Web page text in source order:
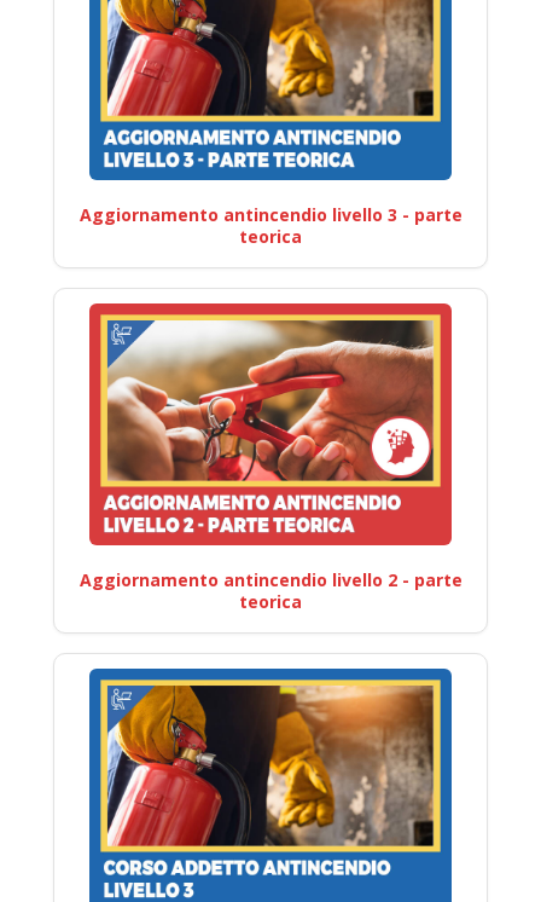
Aggiornamento antincendio livello 3 - parte
teorica
Aggiornamento antincendio livello 2 - parte
teorica